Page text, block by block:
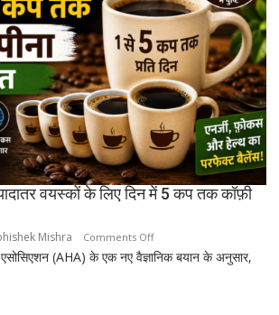
जो
बढ़ने
के
साथ
मांसपेशियों
की
मरम्मत
को
बेहतर
है
वयस्कों के लिए दिन में 5 कप तक कॉफ़ी
Mishra Comments Offon
स्टडी
एसोसिएशन (AHA) के एक नए वैज्ञानिक बयान के अनुसार,